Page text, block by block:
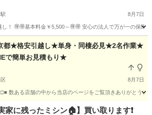
駅 8月7日
し！ 🉐🉐基本料金￥5,500～🉐🉐 安心の法人で万が一の保
野駅 引っ越し 無料
都★格安引越し★単身・同棲必見★2名作業★
で簡単お見積もり★
8月7日
数ある店舗の中から当店のページをご覧頂きありがとうご
っ越し 無料
家に残ったミシン🏠】買い取ります❗️